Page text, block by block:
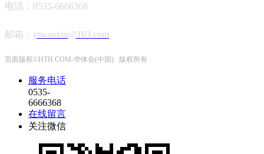
电话：0535-6666368
邮箱 ： ytwanxin@163.com
页面版权©HTH.COM-华体会(中国) 版权所有
服务电话
0535-
6666368
在线留言
关注微信